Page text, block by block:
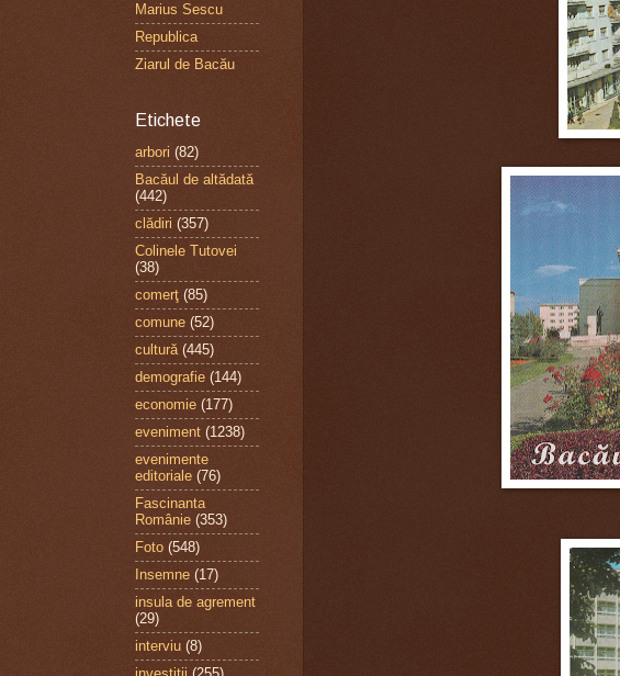
Marius Sescu
Republica
Ziarul de Bacău
Etichete
arbori (82)
Bacăul de altădată
(442)
clădiri (357)
Colinele Tutovei
(38)
comerţ (85)
comune (52)
cultură (445)
demografie (144)
economie (177)
eveniment (1238)
evenimente
editoriale (76)
Fascinanta
Românie (353)
Foto (548)
Insemne (17)
insula de agrement
(29)
interviu (8)